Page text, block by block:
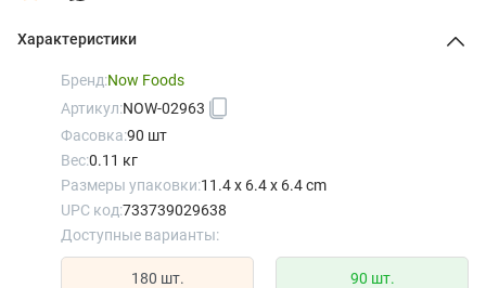
Характеристики
Бренд:Now Foods
Артикул:NOW-02963
Фасовка:90 шт
Вес:0.11 кг
Размеры упаковки:11.4 x 6.4 x 6.4 cm
UPC код:733739029638
Доступные варианты:
180 шт. 90 шт.